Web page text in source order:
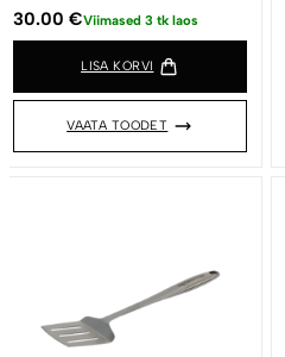
30.00 €Viimased 3 tk laos
LISA KORVI
VAATA TOODET